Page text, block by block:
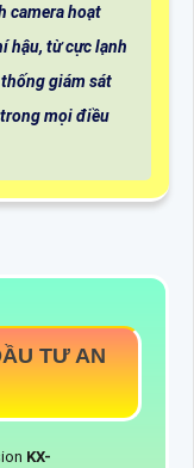
camera hoạt
hậu, từ cực lạnh
giám sát
mọi điều
TƯ AN
KX-